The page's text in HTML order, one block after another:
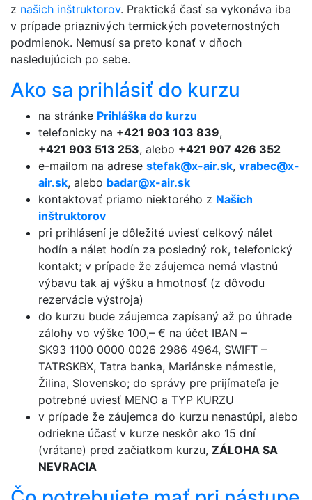
z našich inštruktorov. Praktická časť sa vykonáva iba
v prípade priaznivých termických poveternostných
podmienok. Nemusí sa preto konať v dňoch
nasledujúcich po sebe.
Ako sa prihlásiť do kurzu
na stránke Prihláška do kurzu
telefonicky na +421 903 103 839,
+421 903 513 253, alebo +421 907 426 352
e-mailom na adrese stefak@x-air.sk, vrabec@x-
air.sk, alebo badar@x-air.sk
kontaktovať priamo niektorého z Našich
inštruktorov
pri prihlásení je dôležité uviesť celkový nálet
hodín a nálet hodín za posledný rok, telefonický
kontakt; v prípade že záujemca nemá vlastnú
výbavu tak aj výšku a hmotnosť (z dôvodu
rezervácie výstroja)
do kurzu bude záujemca zapísaný až po úhrade
zálohy vo výške 100,– € na účet IBAN –
SK93 1100 000­0 0026 2986 4­964, SWIFT –
TATRSKBX, Tatra banka, Mariánske námestie,
Žilina, Slovensko; do správy pre prijímateľa je
potrebné uviesť MENO a TYP KURZU
v prípade že záujemca do kurzu nenastúpi, alebo
odriekne účasť v kurze neskôr ako 15 dní
(vrátane) pred začiatkom kurzu, ZÁLOHA SA
NEVRACIA